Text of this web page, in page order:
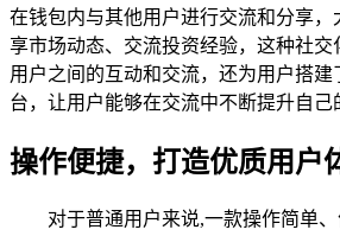
在钱包内与其他用户进行交流和分享，
享市场动态、交流投资经验，这种社交
用户之间的互动和交流，还为用户搭
台，让用户能够在交流中不断提升自己
操作便捷，打造优质用户
对于普通用户来说,一款操作简单